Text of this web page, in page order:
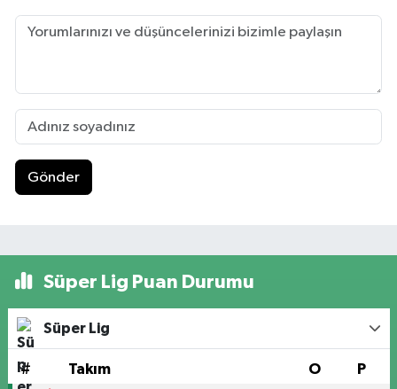
Gönder
Süper Lig Puan Durumu
Süper Lig
# Takım O P